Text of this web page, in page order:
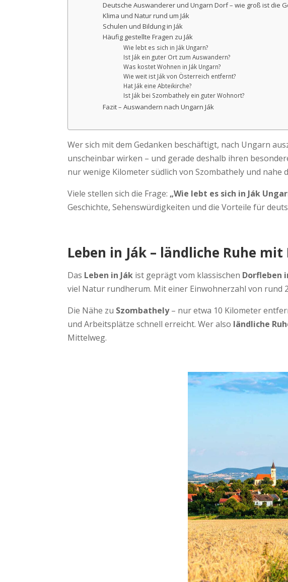
Deutsche Auswanderer und Ungarn Dorf – wie groß ist die
Klima und Natur rund um Ják
Schulen und Bildung in Ják
Häufig gestellte Fragen zu Ják
Wie lebt es sich in Ják Ungarn?
Ist Ják ein guter Ort zum Auswandern?
Was kostet Wohnen in Ják Ungarn?
Wie weit ist Ják von Österreich entfernt?
Hat Ják eine Abteikirche?
Ist Ják bei Szombathely ein guter Wohnort?
Fazit – Auswandern nach Ungarn Ják
Wer sich mit dem Gedanken beschäftigt, nach Ungarn
unscheinbar wirken – und gerade deshalb ihren
nur wenige Kilometer südlich von Szombathely und nahe
Viele stellen sich die Frage: „Wie lebt es sich in Ják
Geschichte, Sehenswürdigkeiten und die Vorteile für
Leben in Ják – ländliche Ruhe
Das Leben in Ják ist geprägt vom klassischen Dorfleben
viel Natur rundherum. Mit einer Einwohnerzahl von rund
Die Nähe zu Szombathely– nur etwa 10 Kilometer
und Arbeitsplätze schnell erreicht. Wer also ländliche
Mittelweg.